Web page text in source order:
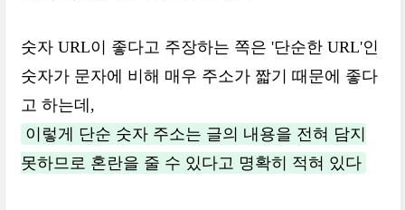
숫자 URL이 좋다고 주장하는 쪽은 '단순한 URL'인
숫자가 문자에 비해 매우 주소가 짧기 때문에 좋다
고 하는데,
이렇게 단순 숫자 주소는 글의 내용을 전혀 담지
못하므로 혼란을 줄 수 있다고 명확히 적혀 있다